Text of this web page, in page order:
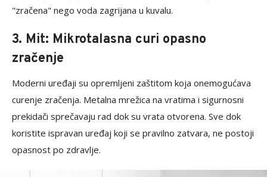
"zračena" nego voda zagrijana u kuvalu.
3. Mit: Mikrotalasna curi opasno
zračenje
Moderni uređaji su opremljeni zaštitom koja onemogućava
curenje zračenja. Metalna mrežica na vratima i sigurnosni
prekidači sprečavaju rad dok su vrata otvorena. Sve dok
koristite ispravan uređaj koji se pravilno zatvara, ne postoji
opasnost po zdravlje.